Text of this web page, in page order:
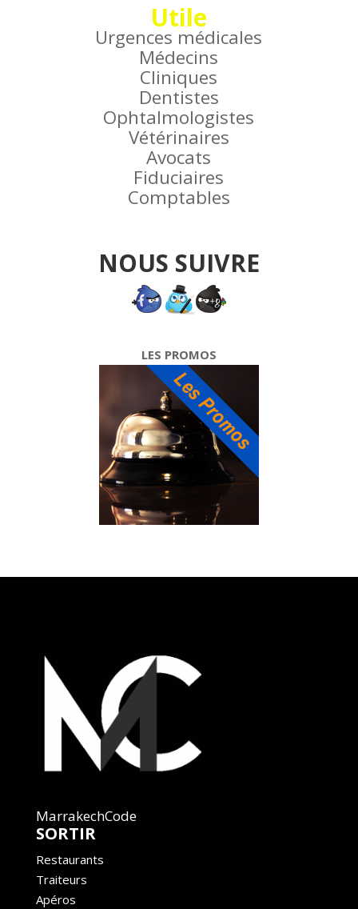
Utile
Urgences médicales
Médecins
Cliniques
Dentistes
Ophtalmologistes
Vétérinaires
Avocats
Fiduciaires
Comptables
NOUS SUIVRE
LES PROMOS
MarrakechCode
SORTIR
Restaurants
Traiteurs
Apéros